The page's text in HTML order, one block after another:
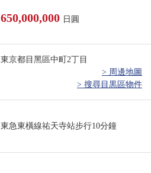
650,000,000 日圓
東京都目黑區中町2丁目
> 周邊地圖
> 搜尋目黒區物件
東急東橫線祐天寺站步行10分鐘